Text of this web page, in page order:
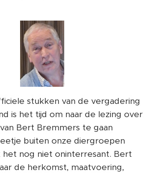
stukken van de vergadering
is het tijd om naar de lezing over
Bert Bremmers te gaan
buiten onze diergroepen
het nog niet oninterresant. Bert
de herkomst, maatvoering,